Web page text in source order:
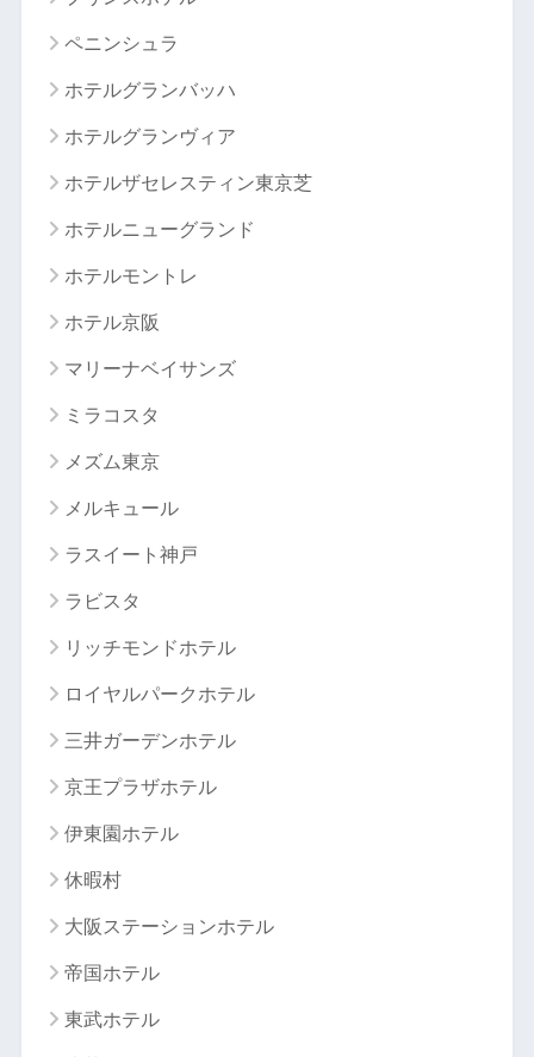
ペニンシュラ
ホテルグランバッハ
ホテルグランヴィア
ホテルザセレスティン東京芝
ホテルニューグランド
ホテルモントレ
ホテル京阪
マリーナベイサンズ
ミラコスタ
メズム東京
メルキュール
ラスイート神戸
ラビスタ
リッチモンドホテル
ロイヤルパークホテル
三井ガーデンホテル
京王プラザホテル
伊東園ホテル
休暇村
大阪ステーションホテル
帝国ホテル
東武ホテル